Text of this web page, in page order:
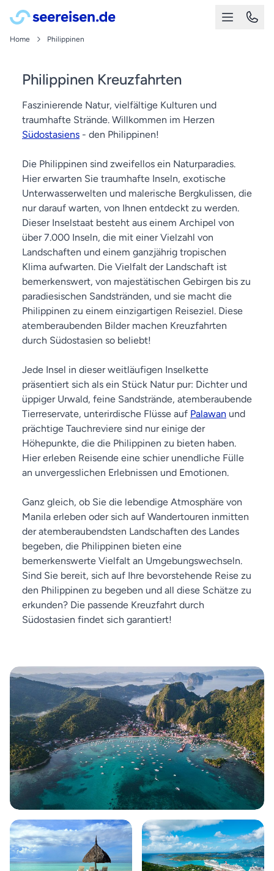
Home Philippinen
Philippinen Kreuzfahrten
Faszinierende Natur, vielfältige Kulturen und
traumhafte Strände. Willkommen im Herzen
Südostasiens - den Philippinen!
Die Philippinen sind zweifellos ein Naturparadies.
Hier erwarten Sie traumhafte Inseln, exotische
Unterwasserwelten und malerische Bergkulissen, die
nur darauf warten, von Ihnen entdeckt zu werden.
Dieser Inselstaat besteht aus einem Archipel von
über 7.000 Inseln, die mit einer Vielzahl von
Landschaften und einem ganzjährig tropischen
Klima aufwarten. Die Vielfalt der Landschaft ist
bemerkenswert, von majestätischen Gebirgen bis zu
paradiesischen Sandstränden, und sie macht die
Philippinen zu einem einzigartigen Reiseziel. Diese
atemberaubenden Bilder machen Kreuzfahrten
durch Südostasien so beliebt!
Jede Insel in dieser weitläufigen Inselkette
präsentiert sich als ein Stück Natur pur: Dichter und
üppiger Urwald, feine Sandstrände, atemberaubende
Tierreservate, unterirdische Flüsse auf Palawan und
prächtige Tauchreviere sind nur einige der
Höhepunkte, die die Philippinen zu bieten haben.
Hier erleben Reisende eine schier unendliche Fülle
an unvergesslichen Erlebnissen und Emotionen.
Ganz gleich, ob Sie die lebendige Atmosphäre von
Manila erleben oder sich auf Wandertouren inmitten
der atemberaubendsten Landschaften des Landes
begeben, die Philippinen bieten eine
bemerkenswerte Vielfalt an Umgebungswechseln.
Sind Sie bereit, sich auf Ihre bevorstehende Reise zu
den Philippinen zu begeben und all diese Schätze zu
erkunden? Die passende Kreuzfahrt durch
Südostasien findet sich garantiert!